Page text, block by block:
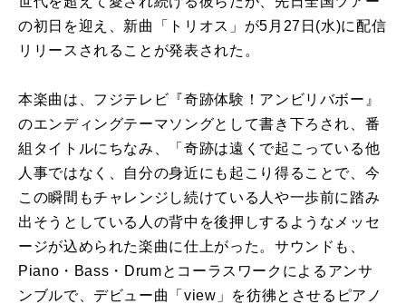
の初日を迎え、新曲「トリオス」が5月27日(水)に配信
リリースされることが発表された。
本楽曲は、フジテレビ『奇跡体験！アンビリバボー』
のエンディングテーマソングとして書き下ろされ、番
組タイトルにちなみ、「奇跡は遠くで起こっている他
人事ではなく、自分の身近にも起こり得ることで、今
この瞬間もチャレンジし続けている人や一歩前に踏み
出そうとしている人の背中を後押しするようなメッセ
ージが込められた楽曲に仕上がった。サウンドも、
Piano・Bass・Drumとコーラスワークによるアンサ
ンブルで、デビュー曲「view」を彷彿とさせるピアノ